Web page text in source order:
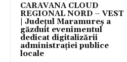
CARAVANA CLOUD
REGIONAL NORD – VEST
| Județul Maramureș a
găzduit evenimentul
dedicat digitalizării
administrației publice
locale